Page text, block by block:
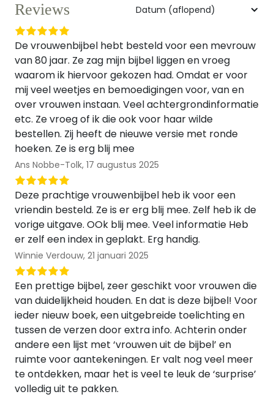
Reviews
De vrouwenbijbel hebt besteld voor een mevrouw
van 80 jaar. Ze zag mijn bijbel liggen en vroeg
waarom ik hiervoor gekozen had. Omdat er voor
mij veel weetjes en bemoedigingen voor, van en
over vrouwen instaan. Veel achtergrondinformatie
etc. Ze vroeg of ik die ook voor haar wilde
bestellen. Zij heeft de nieuwe versie met ronde
hoeken. Ze is erg blij mee
Ans Nobbe-Tolk, 17 augustus 2025
Deze prachtige vrouwenbijbel heb ik voor een
vriendin besteld. Ze is er erg blij mee. Zelf heb ik de
vorige uitgave. OOk blij mee. Veel informatie Heb
er zelf een index in geplakt. Erg handig.
Winnie Verdouw, 21 januari 2025
Een prettige bijbel, zeer geschikt voor vrouwen die
van duidelijkheid houden. En dat is deze bijbel! Voor
ieder nieuw boek, een uitgebreide toelichting en
tussen de verzen door extra info. Achterin onder
andere een lijst met ‘vrouwen uit de bijbel’ en
ruimte voor aantekeningen. Er valt nog veel meer
te ontdekken, maar het is veel te leuk de ‘surprise’
volledig uit te pakken.